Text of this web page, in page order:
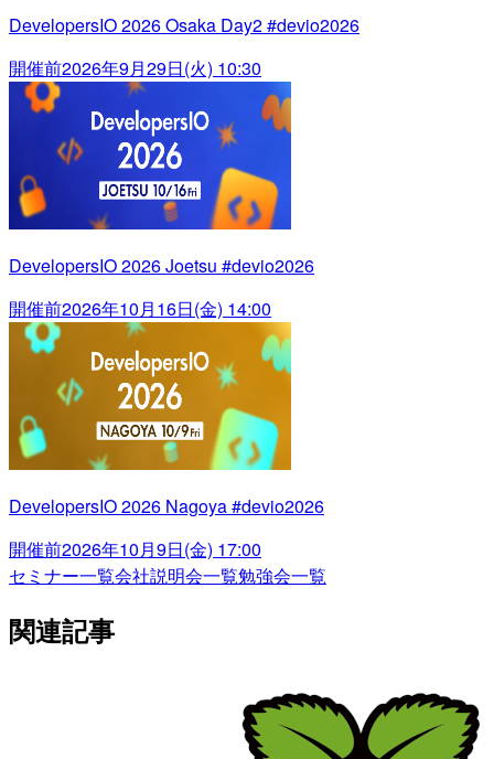
DevelopersIO 2026 Osaka Day2 #devio2026
開催前2026年9月29日(火) 10:30
DevelopersIO 2026 Joetsu #devio2026
開催前2026年10月16日(金) 14:00
DevelopersIO 2026 Nagoya #devio2026
開催前2026年10月9日(金) 17:00
セミナー一覧会社説明会一覧勉強会一覧
関連記事